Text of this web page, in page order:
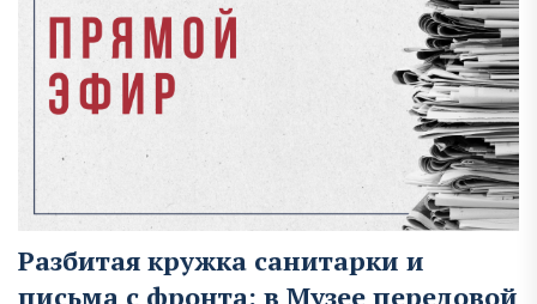
Разбитая кружка санитарки и
письма с фронта: в Музее передовой